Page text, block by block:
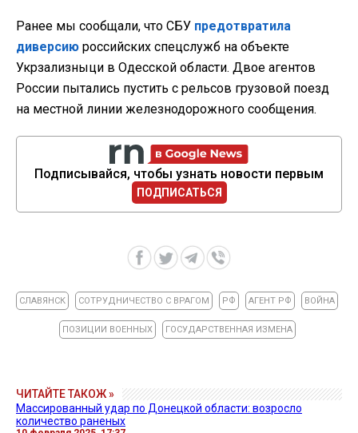
Ранее мы сообщали, что СБУ предотвратила
диверсию российских спецслужб на объекте
Укрзализныци в Одесской области. Двое агентов
России пытались пустить с рельсов грузовой поезд
на местной линии железнодорожного сообщения.
Подписывайся, чтобы узнать новости первым
ПОДПИСАТЬСЯ
СЛАВЯНСК СОТРУДНИЧЕСТВО С ВРАГОМ РФ АГЕНТ РФ ВОЙНА
ПОЗИЦИИ ВОЕННЫХ ГОСУДАРСТВЕННАЯ ИЗМЕНА
ЧИТАЙТЕ ТАКОЖ »
Массированный удар по Донецкой области: возросло
количество раненых